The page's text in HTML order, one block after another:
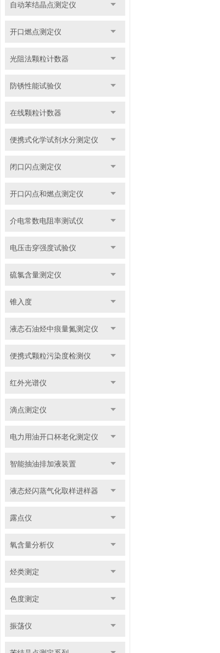
自动苯结晶点测定仪
开口燃点测定仪
光阻法颗粒计数器
防锈性能试验仪
在线颗粒计数器
便携式化学试剂水分测定仪
闭口闪点测定仪
开口闪点和燃点测定仪
介电常数电阻率测试仪
电压击穿强度试验仪
硫氯含量测定仪
锥入度
液态石油烃中痕量氮测定仪
便携式颗粒污染度检测仪
红外光谱仪
滴点测定仪
电力用油开口杯老化测定仪
智能抽油排加液装置
液态烃闪蒸气化取样进样器
露点仪
氧含量分析仪
烃类测定
色度测定
振荡仪